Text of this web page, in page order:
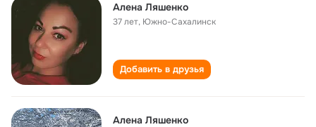
Алена Ляшенко
37 лет, Южно-Сахалинск
Добавить в друзья
Алена Ляшенко